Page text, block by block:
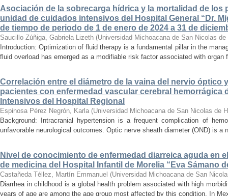
Asociación de la sobrecarga hídrica y la mortalidad de los
unidad de cuidados intensivos del Hospital General “Dr.
de tiempo de periodo de 1 de enero de 2024 a 31 de
Saucillo Zúñiga, Gabriela Lizeth (Universidad Michoacana de San Nicolas de
Introduction: Optimization of fluid therapy is a fundamental pillar in the
fluid overload has emerged as a modifiable risk factor associated with organ
Correlación entre el diámetro de la vaina del nervio óptico
pacientes con enfermedad vascular cerebral hemorrágica
Intensivos del Hospital Regional
Espinosa Pérez Negrón, Karla (Universidad Michoacana de San Nicolas de
Background: Intracranial hypertension is a frequent complication of
unfavorable neurological outcomes. Optic nerve sheath diameter (OND) is a
Nivel de conocimiento de enfermedad diarreica aguda en
de medicina del Hospital Infantil de Morelia “Eva Sámano
Castañeda Téllez, Martín Emmanuel (Universidad Michoacana de San
Diarrhea in childhood is a global health problem associated with high
years of age are among the age group most affected by this condition. In